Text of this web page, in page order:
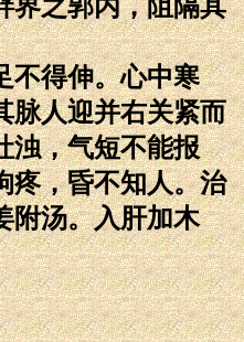
界之郭内，阻隔其
得伸。心中寒
脉人迎并右关紧而
浊，气短不能报
疼，昏不知人。治
附汤。入肝加木